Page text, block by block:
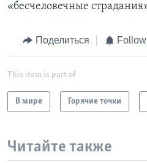
«бесчеловечные
Поделиться
This item is part of
В мире Горячие точки
Читайте также